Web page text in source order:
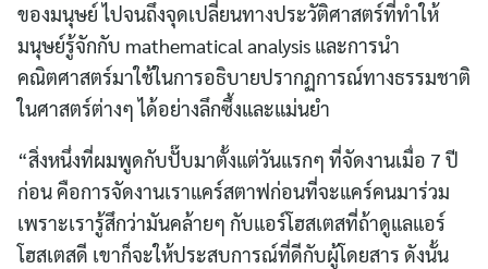
ของมนุษย์ ไปจนถึงจุดเปลี่ยนทางประวัติศาสตร์ที่ทำให้
มนุษย์รู้จักกับ mathematical analysis และการนำ
คณิตศาสตร์มาใช้ในการอธิบายปรากฏการณ์ทางธรรมชาติ
ในศาสตร์ต่างๆ ได้อย่างลึกซึ้งและแม่นยำ
“สิ่งหนึ่งที่ผมพูดกับปั๊บมาตั้งแต่วันแรกๆ ที่จัดงานเมื่อ 7 ปี
ก่อน คือการจัดงานเราแคร์สตาฟก่อนที่จะแคร์คนมาร่วม
เพราะเรารู้สึกว่ามันคล้ายๆ กับแอร์โฮสเตสที่ถ้าดูแลแอร์
โฮสเตสดี เขาก็จะให้ประสบการณ์ที่ดีกับผู้โดยสาร ดังนั้น